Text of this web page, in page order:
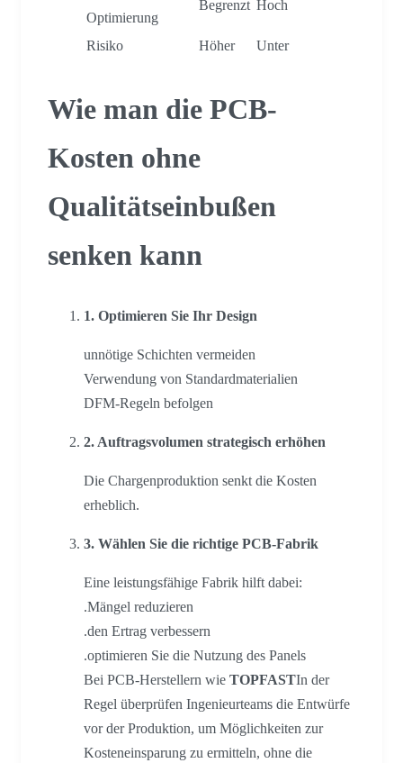
Optimierung
Begrenzt Hoch
Risiko Höher Unter
Wie man die PCB-
Kosten ohne
Qualitätseinbußen
senken kann
1. Optimieren Sie Ihr Design
unnötige Schichten vermeiden
Verwendung von Standardmaterialien
DFM-Regeln befolgen
2. Auftragsvolumen strategisch erhöhen
Die Chargenproduktion senkt die Kosten
erheblich.
3. Wählen Sie die richtige PCB-Fabrik
Eine leistungsfähige Fabrik hilft dabei:
.Mängel reduzieren
.den Ertrag verbessern
.optimieren Sie die Nutzung des Panels
Bei PCB-Herstellern wie TOPFASTIn der
Regel überprüfen Ingenieurteams die Entwürfe
vor der Produktion, um Möglichkeiten zur
Kosteneinsparung zu ermitteln, ohne die